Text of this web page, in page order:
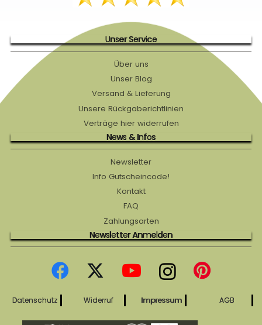
Unser Service
Über uns
Unser Blog
Versand & Lieferung
Unsere Rückgaberichtlinien
Verträge hier widerrufen
News & Infos
Newsletter
Info Gutscheincode!
Kontakt
FAQ
Zahlungsarten
Newsletter Anmelden
Datenschutz Widerruf Impressum AGB